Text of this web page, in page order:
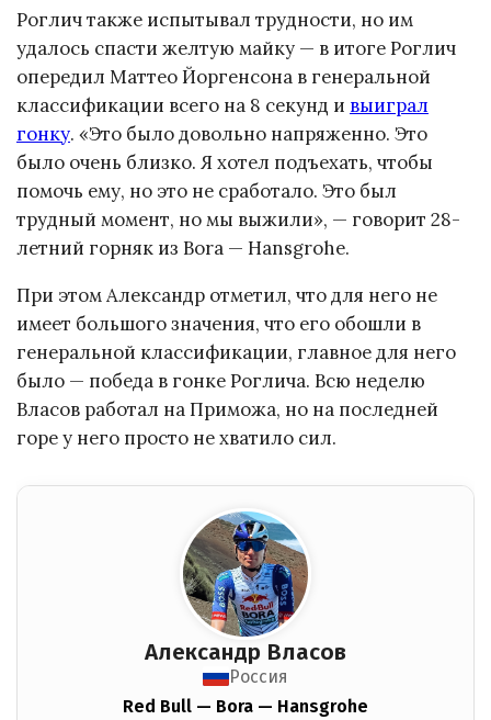
Роглич также испытывал трудности, но им
удалось спасти желтую майку — в итоге Роглич
опередил Маттео Йоргенсона в генеральной
классификации всего на 8 секунд и выиграл
гонку. «Это было довольно напряженно. Это
было очень близко. Я хотел подъехать, чтобы
помочь ему, но это не сработало. Это был
трудный момент, но мы выжили», — говорит 28-
летний горняк из Bora — Hansgrohe.
При этом Александр отметил, что для него не
имеет большого значения, что его обошли в
генеральной классификации, главное для него
было — победа в гонке Роглича. Всю неделю
Власов работал на Приможа, но на последней
горе у него просто не хватило сил.
Александр Власов
Россия
Red Bull — Bora — Hansgrohe